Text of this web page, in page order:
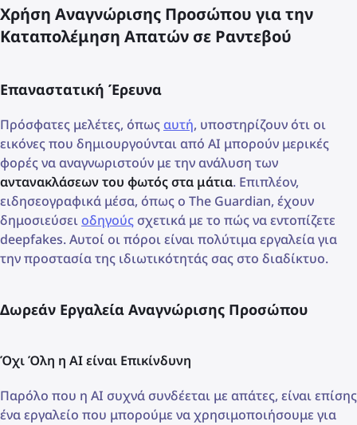
Χρήση Αναγνώρισης Προσώπου για την
Καταπολέμηση Απατών σε Ραντεβού
Επαναστατική Έρευνα
Πρόσφατες μελέτες, όπως αυτή, υποστηρίζουν ότι οι
εικόνες που δημιουργούνται από AI μπορούν μερικές
φορές να αναγνωριστούν με την ανάλυση των
αντανακλάσεων του φωτός στα μάτια. Επιπλέον,
ειδησεογραφικά μέσα, όπως ο The Guardian, έχουν
δημοσιεύσειοδηγούς σχετικά με το πώς να εντοπίζετε
deepfakes. Αυτοί οι πόροι είναι πολύτιμα εργαλεία για
την προστασία της ιδιωτικότητάς σας στο διαδίκτυο.
Δωρεάν Εργαλεία Αναγνώρισης Προσώπου
Όχι Όλη η AI είναι Επικίνδυνη
Παρόλο που η AI συχνά συνδέεται με απάτες, είναι επίσης
ένα εργαλείο που μπορούμε να χρησιμοποιήσουμε για